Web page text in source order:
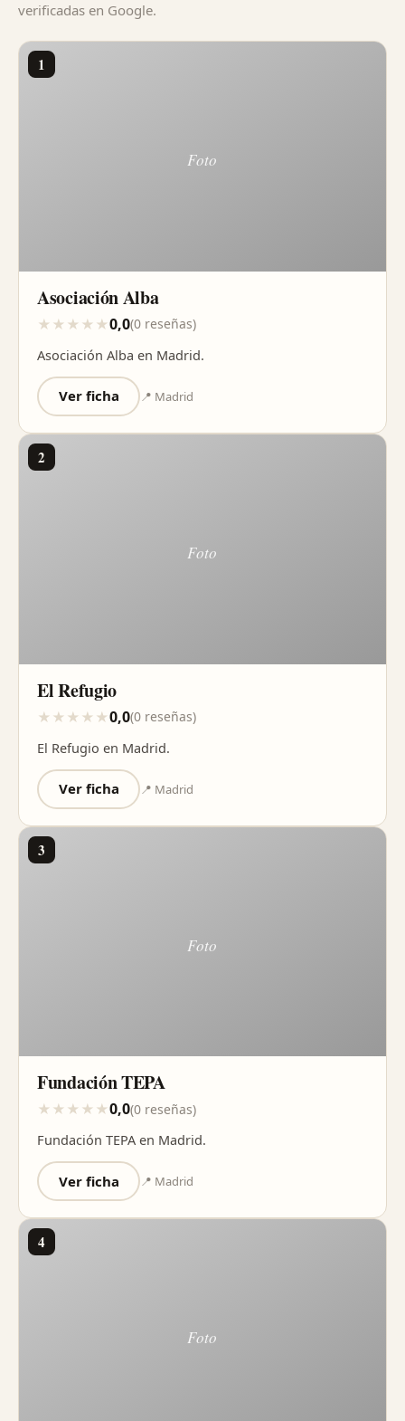
verificadas en Google.
1
Asociación Alba
★ ★ ★ ★ ★0,0(0 reseñas)
Asociación Alba en Madrid.
Ver ficha 📍 Madrid
2
El Refugio
★ ★ ★ ★ ★0,0(0 reseñas)
El Refugio en Madrid.
Ver ficha 📍 Madrid
3
Fundación TEPA
★ ★ ★ ★ ★0,0(0 reseñas)
Fundación TEPA en Madrid.
Ver ficha 📍 Madrid
4